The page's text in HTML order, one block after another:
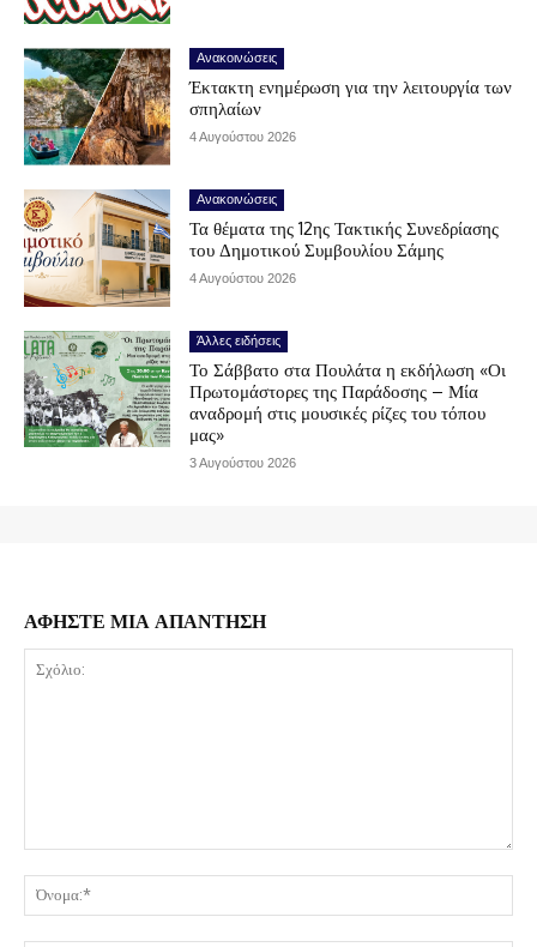
Ανακοινώσεις
Έκτακτη ενημέρωση για την λειτουργία των
σπηλαίων
4 Αυγούστου 2026
Ανακοινώσεις
Τα θέματα της 12ης Τακτικής Συνεδρίασης
του Δημοτικού Συμβουλίου Σάμης
4 Αυγούστου 2026
Άλλες ειδήσεις
Το Σάββατο στα Πουλάτα η εκδήλωση «Οι
Πρωτομάστορες της Παράδοσης – Μία
αναδρομή στις μουσικές ρίζες του τόπου
μας»
3 Αυγούστου 2026
ΑΦΗΣΤΕ ΜΙΑ ΑΠΑΝΤΗΣΗ